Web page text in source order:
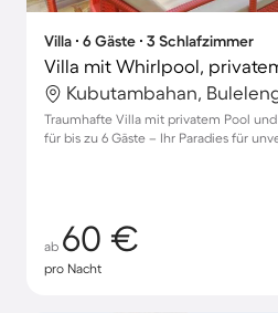
Villa ∙ 6 Gäste ∙ 3 Schlafzimmer
Kubutambahan,
Traumhafte Villa mit privatem Pool
für bis zu 6 Gäste – Ihr Paradies für
ab 60 €
pro Nacht